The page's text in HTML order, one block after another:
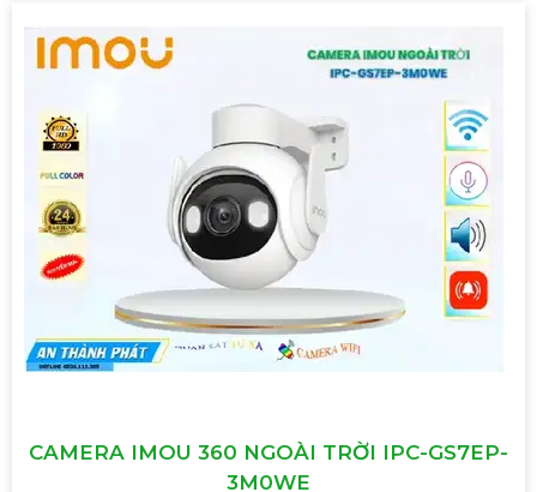
CAMERA IMOU 360 NGOÀI TRỜI IPC-GS7EP-
3M0WE